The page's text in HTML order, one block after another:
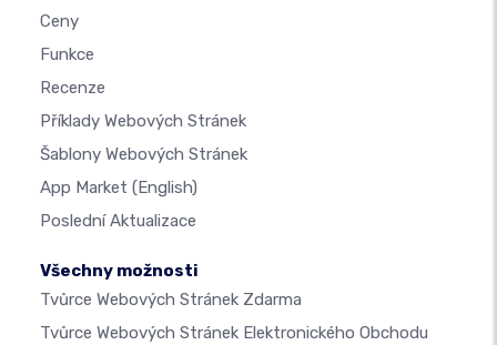
Ceny
Funkce
Recenze
Příklady Webových Stránek
Šablony Webových Stránek
App Market (English)
Poslední Aktualizace
Všechny možnosti
Tvůrce Webových Stránek Zdarma
Tvůrce Webových Stránek Elektronického Obchodu